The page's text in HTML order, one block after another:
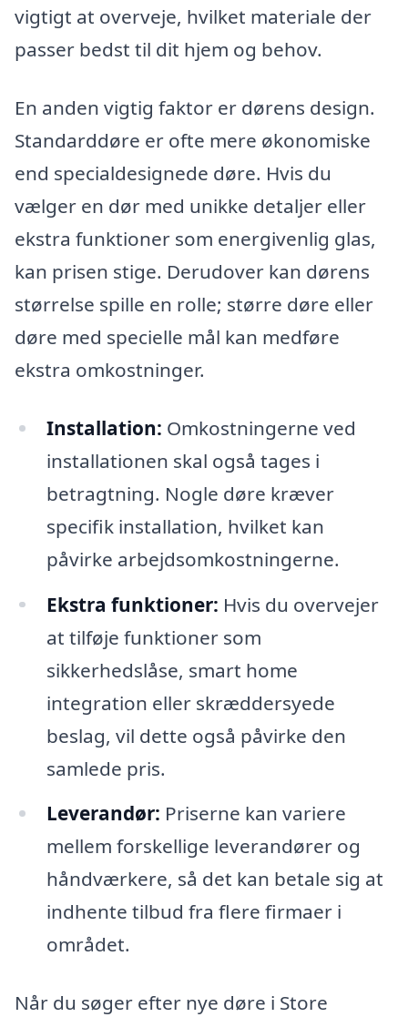
vigtigt at overveje, hvilket materiale der
passer bedst til dit hjem og behov.
En anden vigtig faktor er dørens design.
Standarddøre er ofte mere økonomiske
end specialdesignede døre. Hvis du
vælger en dør med unikke detaljer eller
ekstra funktioner som energivenlig glas,
kan prisen stige. Derudover kan dørens
størrelse spille en rolle; større døre eller
døre med specielle mål kan medføre
ekstra omkostninger.
Installation: Omkostningerne ved
installationen skal også tages i
betragtning. Nogle døre kræver
specifik installation, hvilket kan
påvirke arbejdsomkostningerne.
Ekstra funktioner: Hvis du overvejer
at tilføje funktioner som
sikkerhedslåse, smart home
integration eller skræddersyede
beslag, vil dette også påvirke den
samlede pris.
Leverandør: Priserne kan variere
mellem forskellige leverandører og
håndværkere, så det kan betale sig at
indhente tilbud fra flere firmaer i
området.
Når du søger efter nye døre i Store